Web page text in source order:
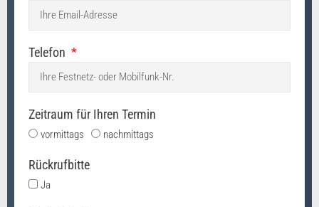
Telefon
Zeitraum für Ihren Termin
vormittags nachmittags
Rückrufbitte
Ja